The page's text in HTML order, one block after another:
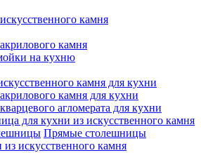
камня
камня
на кухню
камня для кухни
камня для кухни
агломерата для кухни
для кухни из искусственного камня
Прямые столешницы
искусственного камня